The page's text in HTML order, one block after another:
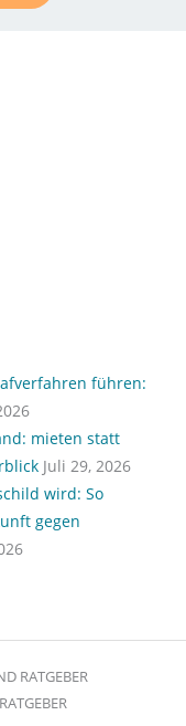
führen:
mieten statt
Juli 29, 2026
wird: So
gegen
RATGEBER